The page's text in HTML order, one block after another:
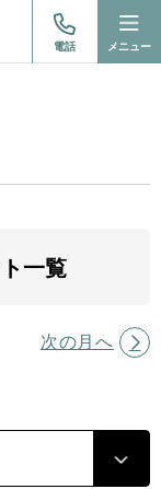
電話 メニュー
一覧
次の月へ